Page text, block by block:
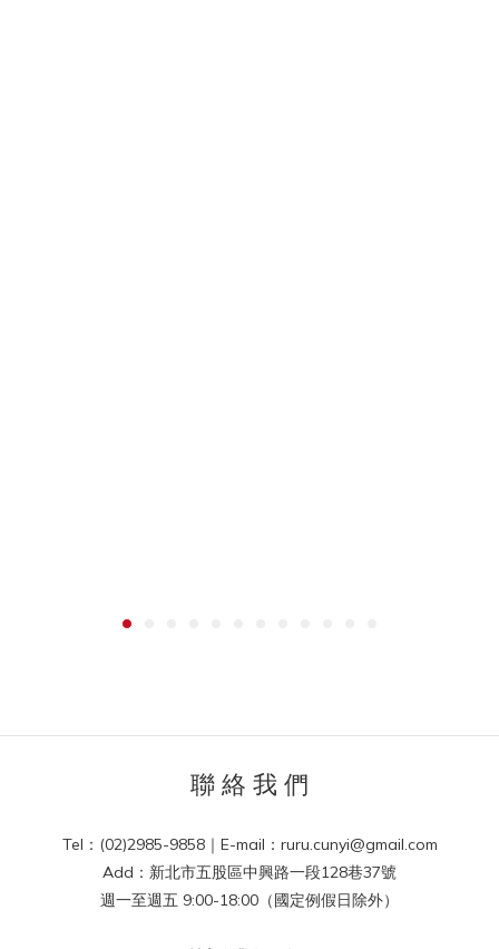
聯 絡 我 們
Tel：(02)2985-9858｜E-mail：ruru.cunyi@gmail.com
Add：新北市五股區中興路一段128巷37號
週一至週五 9:00-18:00（國定例假日除外）